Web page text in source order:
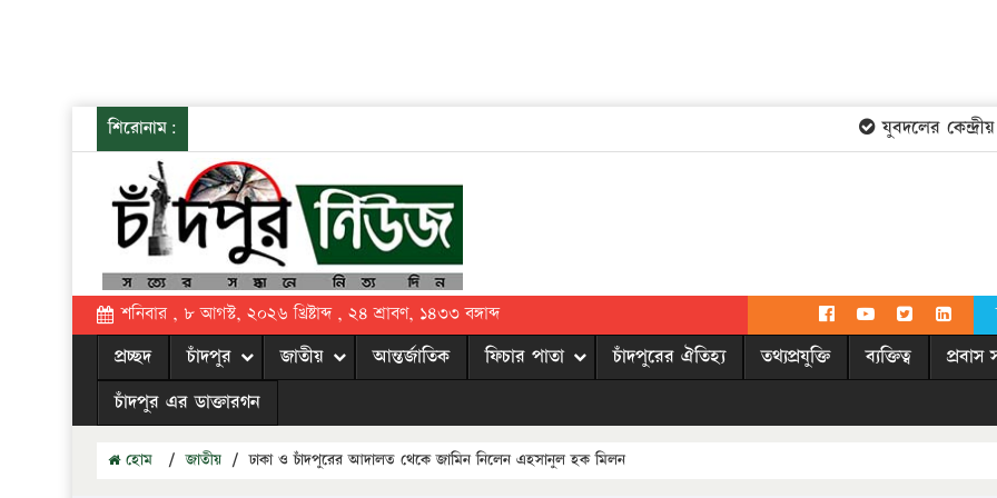
শিরোনাম: যুবদলের কেন্দ্রীয়
শনিবার , ৮ আগস্ট, ২০২৬ খ্রিষ্টাব্দ , ২৪ শ্রাবণ, ১৪৩৩ বঙ্গাব্দ
প্রচ্ছদ চাঁদপুর জাতীয় আন্তর্জাতিক ফিচার পাতা চাঁদপুরের ঐতিহ্য তথ্যপ্রযুক্তি ব্যক্তিত্ব প্রবাস
চাঁদপুর এর ডাক্তারগন
হোম / জাতীয় / ঢাকা ও চাঁদপুরের আদালত থেকে জামিন নিলেন এহসানুল হক মিলন